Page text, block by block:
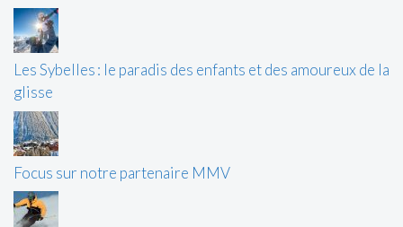
Les Sybelles : le paradis des enfants et des amoureux de la
glisse
Focus sur notre partenaire MMV